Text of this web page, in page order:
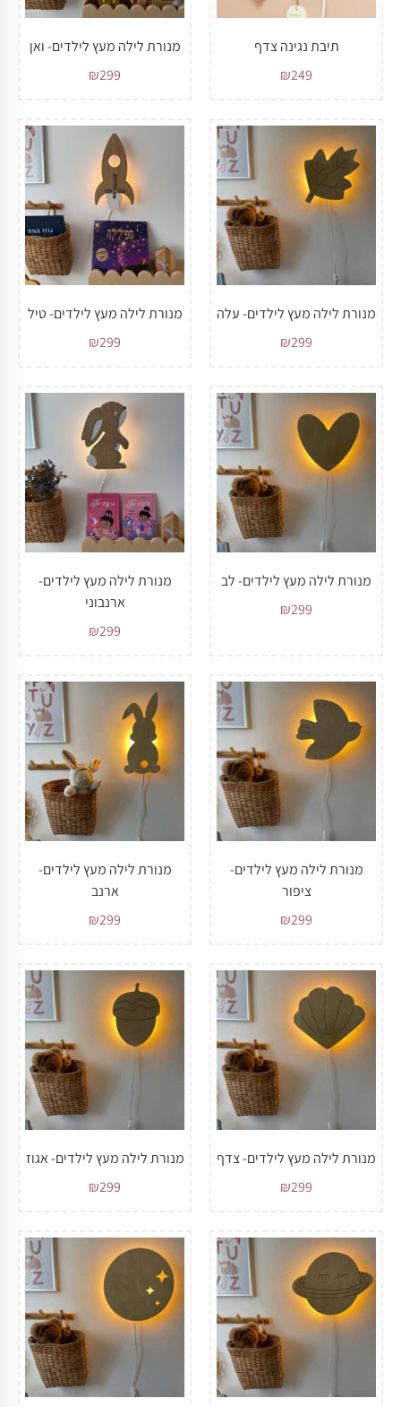
תיבת נגינה צדף
₪249
מנורת לילה מעץ לילדים- ואן
₪299
מנורת לילה מעץ לילדים- עלה
₪299
מנורת לילה מעץ לילדים- טיל
₪299
מנורת לילה מעץ לילדים- לב
₪299
מנורת לילה מעץ לילדים-
ארנבוני
₪299
מנורת לילה מעץ לילדים-
ציפור
₪299
מנורת לילה מעץ לילדים-
ארנב
₪299
מנורת לילה מעץ לילדים- צדף
₪299
מנורת לילה מעץ לילדים- אגוז
₪299